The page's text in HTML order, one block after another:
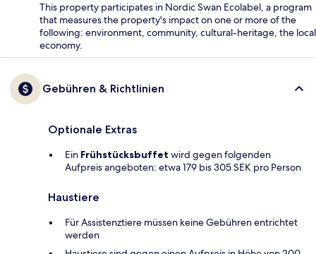
This property participates in Nordic Swan Ecolabel, a program
that measures the property's impact on one or more of the
following: environment, community, cultural-heritage, the local
economy.
Gebühren & Richtlinien
Optionale Extras
Ein Frühstücksbuffet wird gegen folgenden
Aufpreis angeboten: etwa 179 bis 305 SEK pro Person
Haustiere
Für Assistenztiere müssen keine Gebühren entrichtet
werden